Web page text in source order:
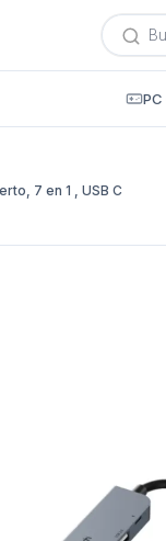
de
7 en 1 , USB C